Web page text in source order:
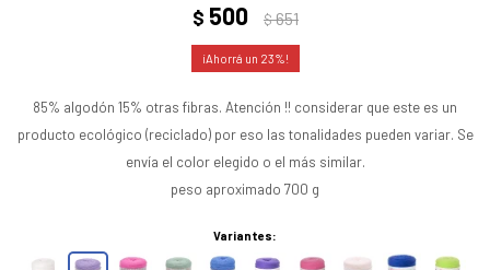
$ 500 $651
23
85% algodón 15% otras fibras. Atención !! considerar que este es un
producto ecológico (reciclado) por eso las tonalidades pueden variar. Se
envía el color elegido o el más similar.
peso aproximado 700 g
Variantes: